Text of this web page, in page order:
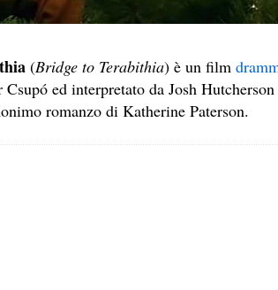
(Bridge to Terabithia) è un film
ed interpretato da Josh
romanzo di Katherine Paterson.